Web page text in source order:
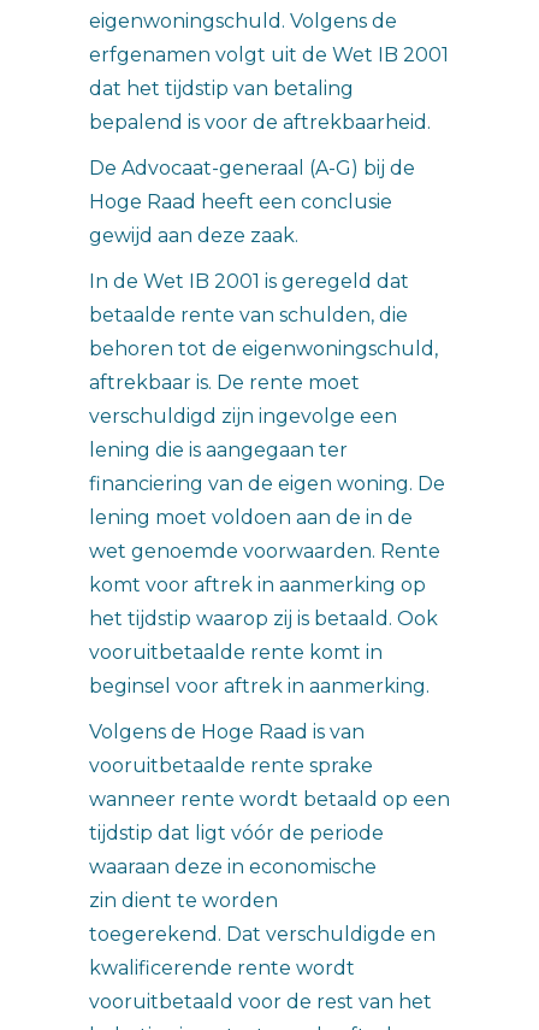
eigenwoningschuld. Volgens de
erfgenamen volgt uit de Wet IB 2001
dat het tijdstip van betaling
bepalend is voor de aftrekbaarheid.
De Advocaat-generaal (A-G) bij de
Hoge Raad heeft een conclusie
gewijd aan deze zaak.
In de Wet IB 2001 is geregeld dat
betaalde rente van schulden, die
behoren tot de eigenwoningschuld,
aftrekbaar is. De rente moet
verschuldigd zijn ingevolge een
lening die is aangegaan ter
financiering van de eigen woning. De
lening moet voldoen aan de in de
wet genoemde voorwaarden. Rente
komt voor aftrek in aanmerking op
het tijdstip waarop zij is betaald. Ook
vooruitbetaalde rente komt in
beginsel voor aftrek in aanmerking.
Volgens de Hoge Raad is van
vooruitbetaalde rente sprake
wanneer rente wordt betaald op een
tijdstip dat ligt vóór de periode
waaraan deze in economische
zin dient te worden
toegerekend. Dat verschuldigde en
kwalificerende rente wordt
vooruitbetaald voor de rest van het